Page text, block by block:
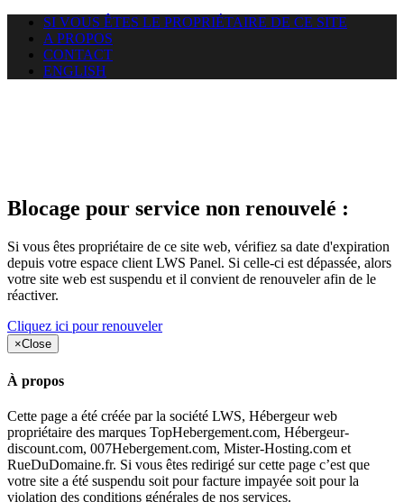
SI VOUS ÊTES LE PROPRIÉTAIRE DE CE SITE
A PROPOS
CONTACT
ENGLISH
Blocage pour service non renouvelé :
Si vous êtes propriétaire de ce site web, vérifiez sa date d'expiration
depuis votre espace client LWS Panel. Si celle-ci est dépassée, alors
votre site web est suspendu et il convient de renouveler afin de le
réactiver.
Cliquez ici pour renouveler
×Close
À propos
Cette page a été créée par la société LWS, Hébergeur web
propriétaire des marques TopHebergement.com, Hébergeur-
discount.com, 007Hebergement.com, Mister-Hosting.com et
RueDuDomaine.fr. Si vous êtes redirigé sur cette page c’est que
votre site a été suspendu soit pour facture impayée soit pour la
violation des conditions générales de nos services.